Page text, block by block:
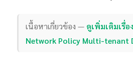
เนื้อหาเกี่ยวข้อง — ดูเพิ่มเติมเรื่อ
Network Policy Multi-tenant